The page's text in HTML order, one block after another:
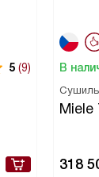
5 (9) В
Miele
318